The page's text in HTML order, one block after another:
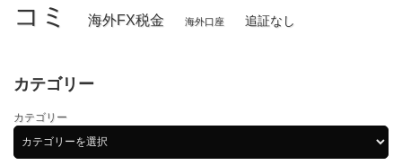
コミ
海外FX税金 海外口座 追証なし
カテゴリー
カテゴリー